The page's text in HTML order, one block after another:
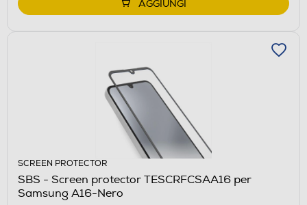
AGGIUNGI
SCREEN PROTECTOR
SBS - Screen protector TESCRFCSAA16 per
Samsung A16-Nero